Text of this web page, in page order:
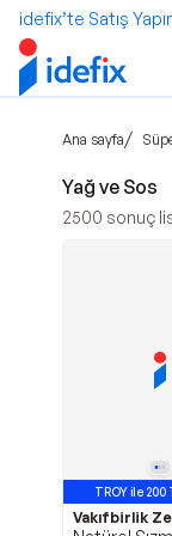
idefix’te Satış
Ana sayfa/
Yağ ve Sos
2500 sonuç
TROY ile 200
Vakıfbirlik